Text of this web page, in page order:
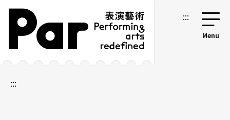
跳到主要內容區塊
網站導覽 :::
:::